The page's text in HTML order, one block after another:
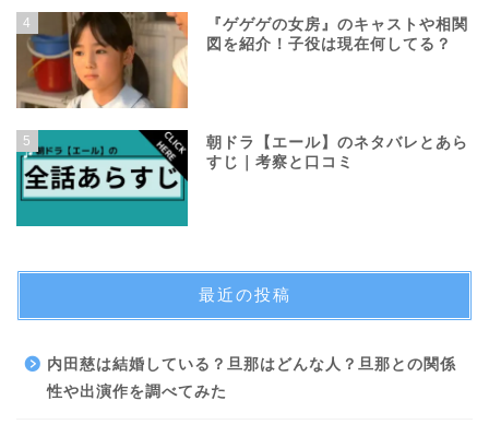
4
『ゲゲゲの女房』のキャストや相関
図を紹介！子役は現在何してる？
5
朝ドラ【エール】のネタバレとあら
すじ｜考察と口コミ
最近の投稿
内田慈は結婚している？旦那はどんな人？旦那との関係
性や出演作を調べてみた